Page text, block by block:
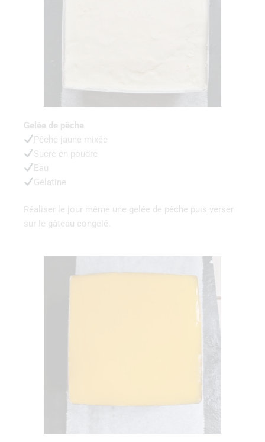
Gelée de pêche
Pêche jaune mixée
Sucre en poudre
Eau
Gélatine
Réaliser le jour même une gelée de pêche puis verser
sur le gâteau congelé.